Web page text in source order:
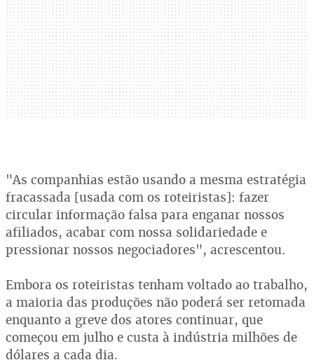
"As companhias estão usando a mesma estratégia
fracassada [usada com os roteiristas]: fazer
circular informação falsa para enganar nossos
afiliados, acabar com nossa solidariedade e
pressionar nossos negociadores", acrescentou.
Embora os roteiristas tenham voltado ao trabalho,
a maioria das produções não poderá ser retomada
enquanto a greve dos atores continuar, que
começou em julho e custa à indústria milhões de
dólares a cada dia.